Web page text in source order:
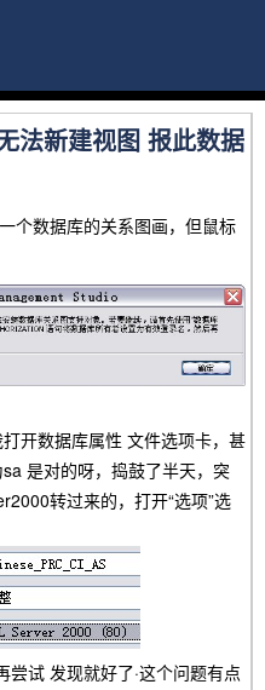
法新建视图 报此数据
个数据库的关系图画，但鼠标
开数据库属性 文件选项卡，甚
是对的呀，捣鼓了半天，突
转过来的，打开“选项”选
试 发现就好了·这个问题有点